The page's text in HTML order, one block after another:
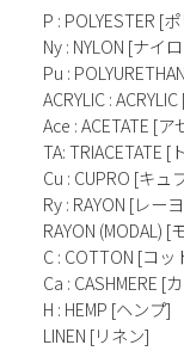
P : POLYESTER [
Ny : NYLON [ナイ
Pu :
ACRYLIC :
Ace : ACETATE [ア
TA: TRIACETATE
Cu : CUPRO [キュ
Ry : RAYON [レー
RAYON (MODAL) [
C : COTTON [コッ
Ca : CASHMERE [
H : HEMP [ヘンプ]
LINEN [リネン]